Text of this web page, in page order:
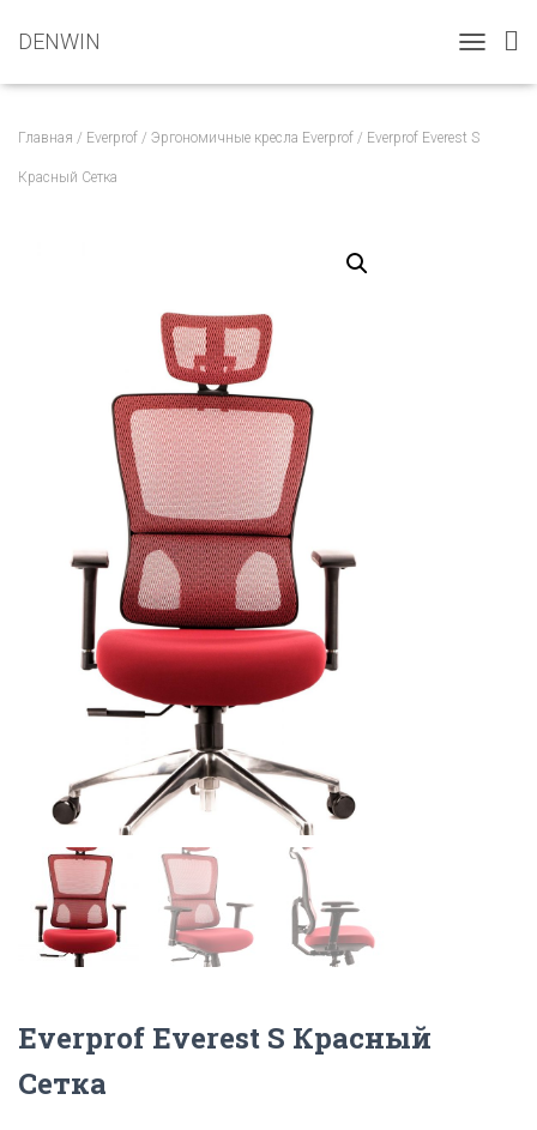
DENWIN
O
G
Главная / Everprof / Эргономичные кресла Everprof / Everprof Everest S
Красный Сетка
Everprof Everest S Красный
Сетка